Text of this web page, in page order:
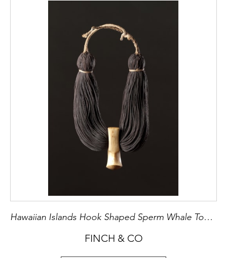
Hawaiian Islands Hook Shaped Sperm Whale Tooth Royal Pendant
FINCH & CO